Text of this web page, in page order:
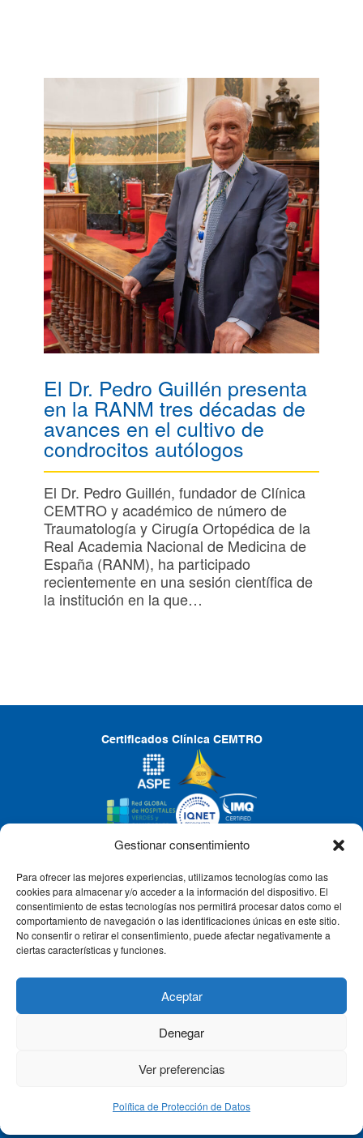
Gestionar consentimiento
Para ofrecer las mejores experiencias, utilizamos tecnologías como las
cookies para almacenar y/o acceder a la información del dispositivo. El
consentimiento de estas tecnologías nos permitirá procesar datos como el
comportamiento de navegación o las identificaciones únicas en este sitio.
No consentir o retirar el consentimiento, puede afectar negativamente a
ciertas características y funciones.
Aceptar
Denegar
Ver preferencias
Política de Protección de Datos
El Dr. Pedro Guillén presenta
en la RANM tres décadas de
avances en el cultivo de
condrocitos autólogos
El Dr. Pedro Guillén, fundador de Clínica
CEMTRO y académico de número de
Traumatología y Cirugía Ortopédica de la
Real Academia Nacional de Medicina de
España (RANM), ha participado
recientemente en una sesión científica de
la institución en la que…
Certificados Clínica CEMTRO
CLÍNICA CEMTRO
QUIÉNES SOMOS